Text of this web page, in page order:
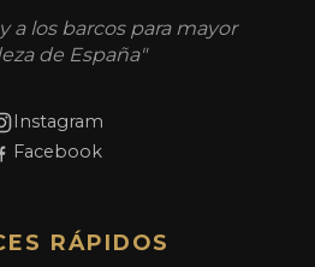
a los barcos para mayor
de España"
Instagram
Facebook
RÁPIDOS